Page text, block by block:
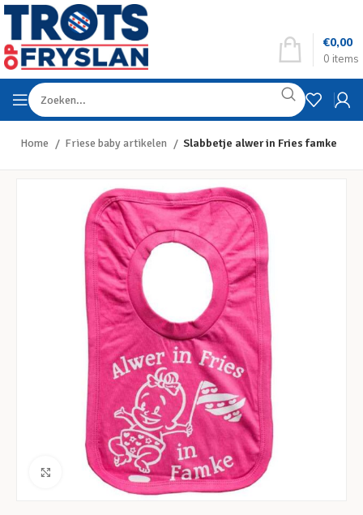
0 items
€0,00
Home Friese baby artikelen Slabbetje alwer in Fries famke
Klik voor een vergroting